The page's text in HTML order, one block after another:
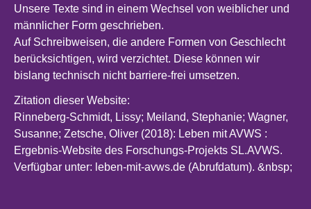
Unsere Texte sind in einem Wechsel von weiblicher und
männlicher Form geschrieben.
Auf Schreibweisen, die andere Formen von Geschlecht
berücksichtigen, wird verzichtet. Diese können wir
bislang technisch nicht barriere-frei umsetzen.
Zitation dieser Website:
Rinneberg-Schmidt, Lissy; Meiland, Stephanie; Wagner,
Susanne; Zetsche, Oliver (2018): Leben mit AVWS :
Ergebnis-Website des Forschungs-Projekts SL.AVWS.
Verfügbar unter: leben-mit-avws.de (Abrufdatum). &nbsp;